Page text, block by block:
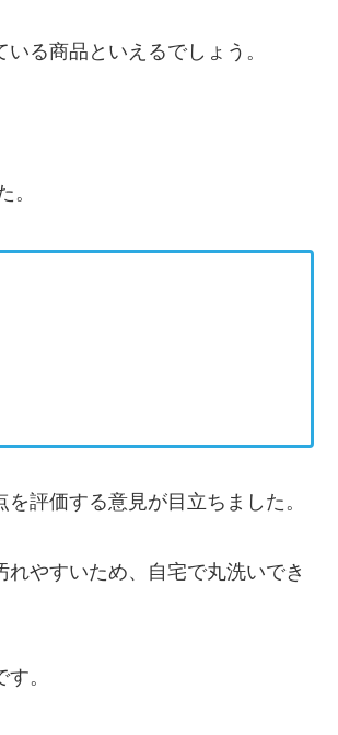
る商品といえるでしょう。
。
評価する意見が目立ちました。
やすいため、自宅で丸洗いでき
。